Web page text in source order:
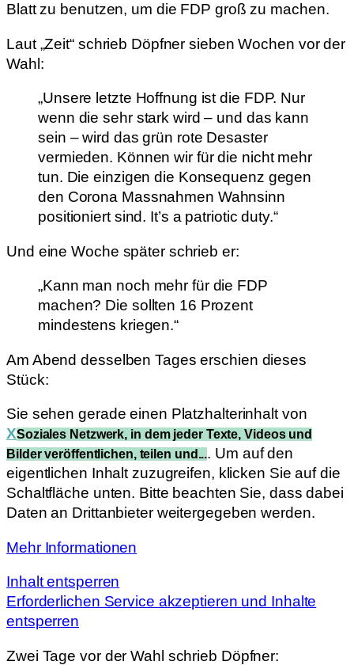
Blatt zu benutzen, um die FDP groß zu machen.
Laut „Zeit“ schrieb Döpfner sieben Wochen vor der
Wahl:
„Unsere letzte Hoffnung ist die FDP. Nur
wenn die sehr stark wird – und das kann
sein – wird das grün rote Desaster
vermieden. Können wir für die nicht mehr
tun. Die einzigen die Konsequenz gegen
den Corona Massnahmen Wahnsinn
positioniert sind. It’s a patriotic duty.“
Und eine Woche später schrieb er:
„Kann man noch mehr für die FDP
machen? Die sollten 16 Prozent
mindestens kriegen.“
Am Abend desselben Tages erschien dieses
Stück:
Sie sehen gerade einen Platzhalterinhalt von
XSoziales Netzwerk, in dem jeder Texte, Videos und
Bilder veröffentlichen, teilen und.... Um auf den
eigentlichen Inhalt zuzugreifen, klicken Sie auf die
Schaltfläche unten. Bitte beachten Sie, dass dabei
Daten an Drittanbieter weitergegeben werden.
Mehr Informationen
Inhalt entsperren
Erforderlichen Service akzeptieren und Inhalte
entsperren
Zwei Tage vor der Wahl schrieb Döpfner: